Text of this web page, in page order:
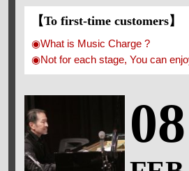
【To first-time customers】
◉What is Music Charge ?
◉Not for each stage, You can
08